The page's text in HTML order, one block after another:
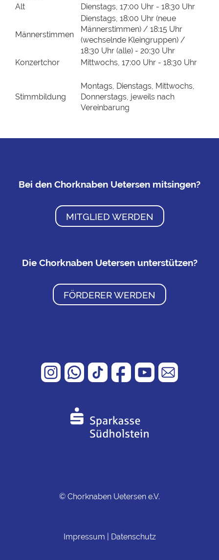
Alt
Dienstags, 17:00 Uhr - 18:30 Uhr
Männerstimmen
Dienstags, 18:00 Uhr (neue
Männerstimmen) / 18:15 Uhr
(wechselnde Kleingruppen) /
18:30 Uhr (alle) - 20:30 Uhr
Konzertchor
Mittwochs, 17:00 Uhr - 18:30 Uhr
Stimmbildung
Montags, Dienstags, Mittwochs,
Donnerstags, jeweils nach
Vereinbarung
Bei den Chorknaben Uetersen mitsingen?
MITGLIED WERDEN
Die Chorknaben Uetersen unterstützen?
FÖRDERER WERDEN
© Chorknaben Uetersen e.V.
Impressum Datenschutz